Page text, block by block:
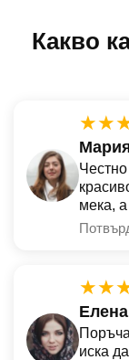
Какво
мека,
иска